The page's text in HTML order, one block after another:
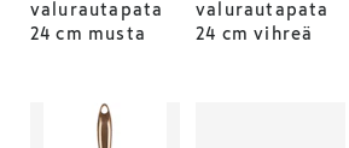
valurautapata
24 cm musta
valurautapata
24 cm vihreä